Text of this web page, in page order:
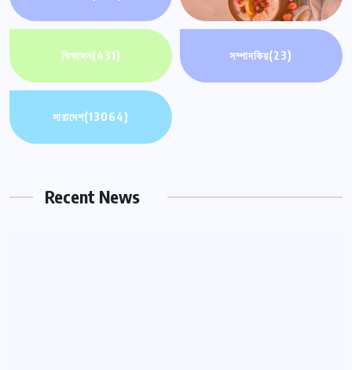
শিক্ষাঙ্গন(431) সম্পাদকিয়(23)
সারাদেশ(13064)
Recent News
সারাদেশ